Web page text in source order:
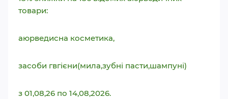
товари:
аюрведисна косметика,
засоби гвгієни(мила,зубні пасти,шампуні)
з 01,08,26 по 14,08,2026.